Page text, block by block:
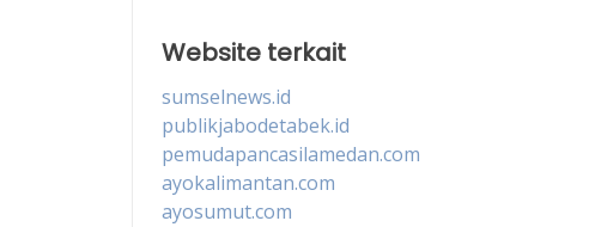
Website terkait
sumselnews.id
publikjabodetabek.id
pemudapancasilamedan.com
ayokalimantan.com
ayosumut.com